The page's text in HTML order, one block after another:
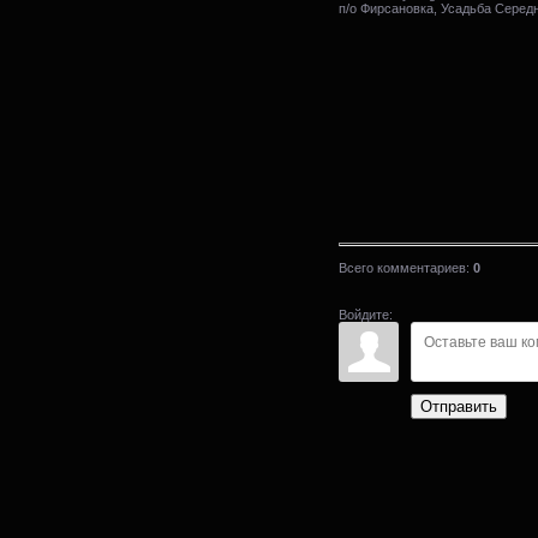
п/о Фирсановка, Усадьба
Всего комментариев: 0
Войдите:
Отправить